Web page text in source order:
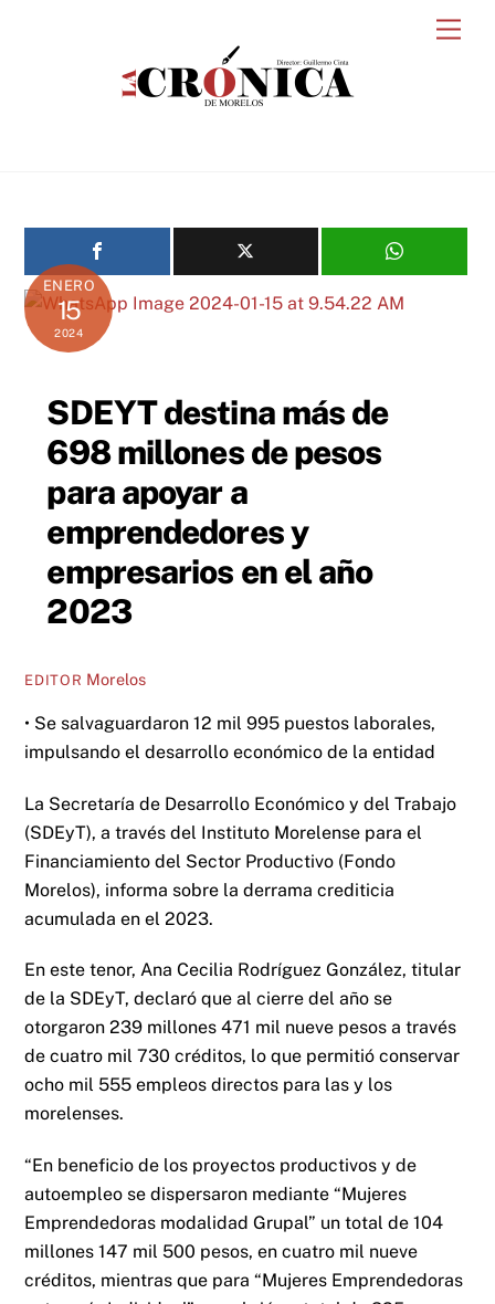
ENERO
15
2024
SDEYT destina más de
698 millones de pesos
para apoyar a
emprendedores y
empresarios en el año
2023
EDITOR Morelos
• Se salvaguardaron 12 mil 995 puestos laborales,
impulsando el desarrollo económico de la entidad
La Secretaría de Desarrollo Económico y del Trabajo
(SDEyT), a través del Instituto Morelense para el
Financiamiento del Sector Productivo (Fondo
Morelos), informa sobre la derrama crediticia
acumulada en el 2023.
En este tenor, Ana Cecilia Rodríguez González, titular
de la SDEyT, declaró que al cierre del año se
otorgaron 239 millones 471 mil nueve pesos a través
de cuatro mil 730 créditos, lo que permitió conservar
ocho mil 555 empleos directos para las y los
morelenses.
“En beneficio de los proyectos productivos y de
autoempleo se dispersaron mediante “Mujeres
Emprendedoras modalidad Grupal” un total de 104
millones 147 mil 500 pesos, en cuatro mil nueve
créditos, mientras que para “Mujeres Emprendedoras